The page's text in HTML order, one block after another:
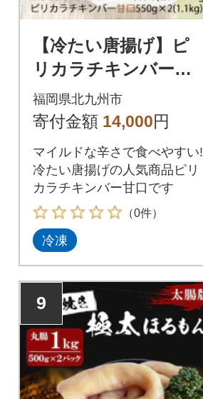
【冷たい唐揚げ】ピ
リカラチキンバー甘
口 1.1kg
福岡県北九州市
寄付金額 14,000円
マイルドな辛さで食べやすい!
冷たい唐揚げの人気商品ピリ
カラチキンバー甘口です
（0件）
冷凍
9